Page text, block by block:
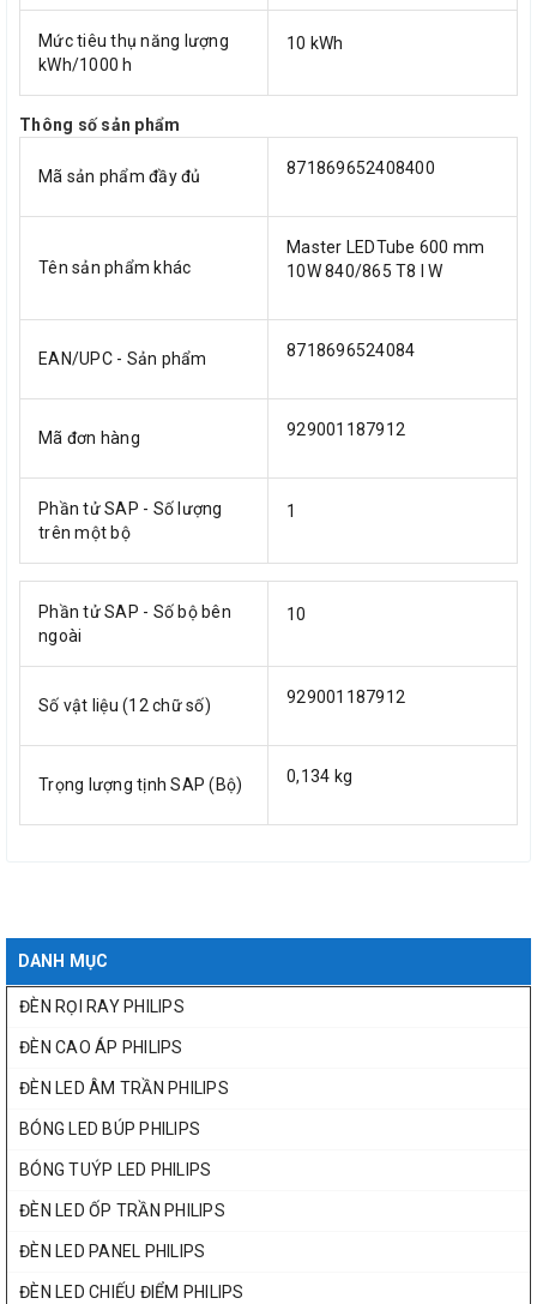
Mức tiêu thụ năng lượng
kWh/1000 h
10 kWh
Thông số sản phẩm
Mã sản phẩm đầy đủ 871869652408400
Tên sản phẩm khác
Master LEDTube 600 mm
10W 840/865 T8 I W
EAN/UPC - Sản phẩm 8718696524084
Mã đơn hàng 929001187912
Phần tử SAP - Số lượng
trên một bộ
1
Phần tử SAP - Số bộ bên
ngoài
10
Số vật liệu (12 chữ số) 929001187912
Trọng lượng tịnh SAP (Bộ) 0,134 kg
DANH MỤC
ĐÈN RỌI RAY PHILIPS
ĐÈN CAO ÁP PHILIPS
ĐÈN LED ÂM TRẦN PHILIPS
BÓNG LED BÚP PHILIPS
BÓNG TUÝP LED PHILIPS
ĐÈN LED ỐP TRẦN PHILIPS
ĐÈN LED PANEL PHILIPS
ĐÈN LED CHIẾU ĐIỂM PHILIPS